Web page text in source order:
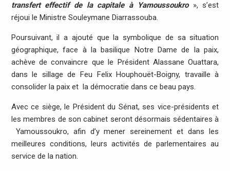
transfert effectif de la capitale à Yamoussoukro», s’est
réjoui le Ministre Souleymane Diarrassouba.
Poursuivant, il a ajouté que la symbolique de sa situation
géographique, face à la basilique Notre Dame de la paix,
achève de convaincre que le Président Alassane Ouattara,
dans le sillage de Feu Felix Houphouët-Boigny, travaille à
consolider la paix et la démocratie dans ce beau pays.
Avec ce siège, le Président du Sénat, ses vice-présidents et
les membres de son cabinet seront désormais sédentaires à
Yamoussoukro, afin d’y mener sereinement et dans les
meilleures conditions, leurs activités de parlementaires au
service de la nation.